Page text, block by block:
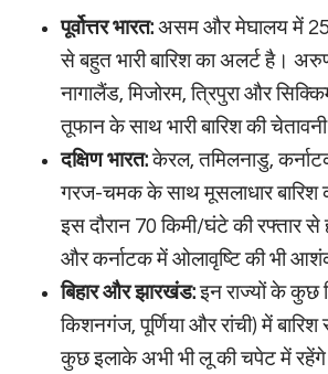
पूर्वोत्तर भारत: असम और मेघालय में 25
से बहुत भारी बारिश का अलर्ट है।
नागालैंड, मिजोरम, त्रिपुरा और
तूफान के साथ भारी बारिश की
दक्षिण भारत:केरल, तमिलनाडु,
गरज-चमक के साथ मूसलाधार बारिश
इस दौरान 70 किमी/घंटे की रफ्तार
और कर्नाटक में ओलावृष्टि की भी
बिहार और झारखंड:इन राज्यों के कुछ
किशनगंज, पूर्णिया और रांची) में
कुछ इलाके अभी भी लू की चपेट में